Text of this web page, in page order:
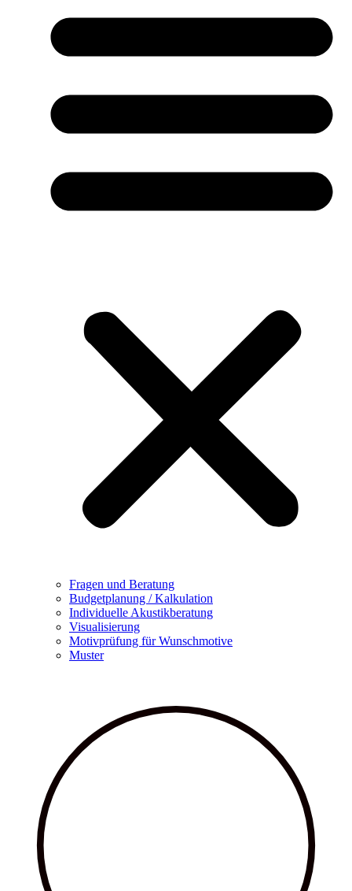
Fragen und Beratung
Budgetplanung / Kalkulation
Individuelle Akustikberatung
Visualisierung
Motivprüfung für Wunschmotive
Muster